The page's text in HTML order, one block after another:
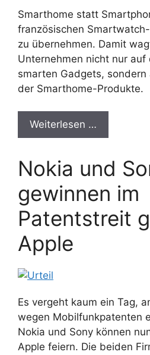
Smarthome statt
französischen
zu übernehmen. Damit
Unternehmen nicht nur
smarten Gadgets,
der Smarthome-Produkte.
Weiterlesen …
Nokia und
gewinnen im
Patentstreit
Apple
Es vergeht kaum ein Tag,
wegen Mobilfunkpatenten
Nokia und Sony können
Apple feiern. Die beiden